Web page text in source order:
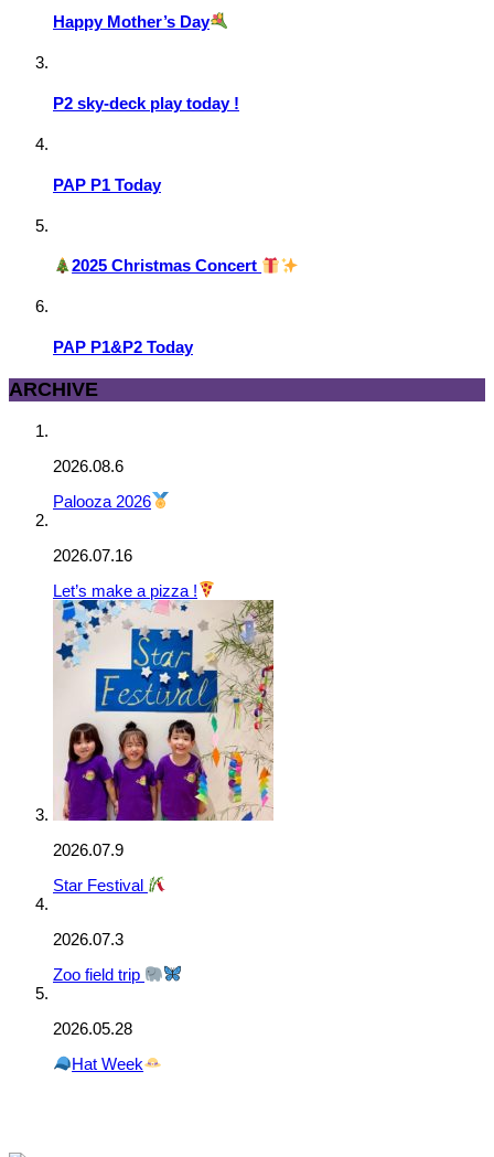
Happy Mother’s Day
P2 sky-deck play today !
PAP P1 Today
2025 Christmas Concert
PAP P1&P2 Today
ARCHIVE
2026.08.6
Palooza 2026
2026.07.16
Let’s make a pizza !
2026.07.9
Star Festival
2026.07.3
Zoo field trip
2026.05.28
Hat Week